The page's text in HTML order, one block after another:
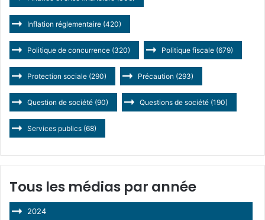
Inflation réglementaire (420)
Politique de concurrence (320) Politique fiscale (679)
Protection sociale (290) Précaution (293)
Question de société (90) Questions de société (190)
Services publics (68)
Tous les médias par année
2024